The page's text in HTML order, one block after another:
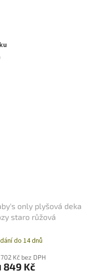
only plyšová deka
staro růžová
do 14 dnů
Kč bez DPH
849 Kč